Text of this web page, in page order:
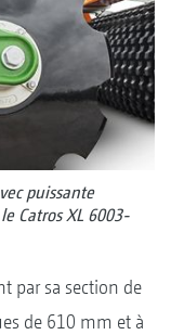
puissante
Catros XL 6003-
par sa section de
de 610 mm et à